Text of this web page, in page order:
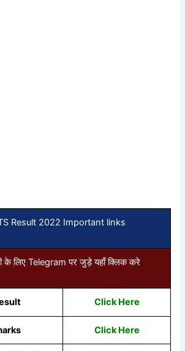
Result 2022 Important links
के लिए Telegram पर जुड़े यहाँ क्लिक करे
Click Here
Click Here